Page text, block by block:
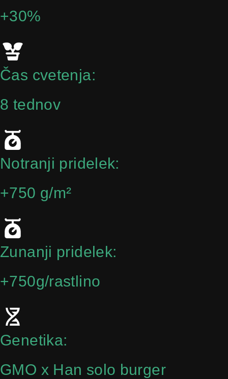
+30%
Čas cvetenja:
8 tednov
Notranji pridelek:
+750 g/m²
Zunanji pridelek:
+750g/rastlino
Genetika:
GMO x Han solo burger